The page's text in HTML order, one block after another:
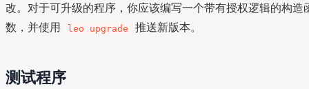
改。对于可升级的程序，你应该编写一个带有授权逻辑的构造
数，并使用
leo upgrade 推送新版本。
测试程序